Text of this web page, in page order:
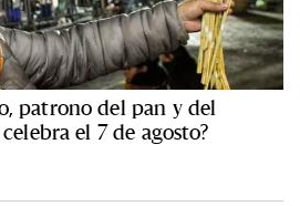
patrono del pan y del
el 7 de agosto?